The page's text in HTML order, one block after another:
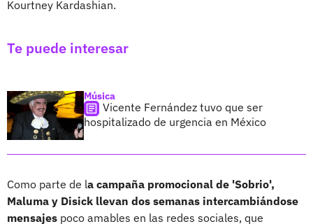
Kourtney Kardashian.
Te puede interesar
Música
Vicente Fernández tuvo que ser
hospitalizado de urgencia en México
Como parte de la campaña promocional de 'Sobrio',
Maluma y Disick llevan dos semanas intercambiándose
mensajes poco amables en las redes sociales, que